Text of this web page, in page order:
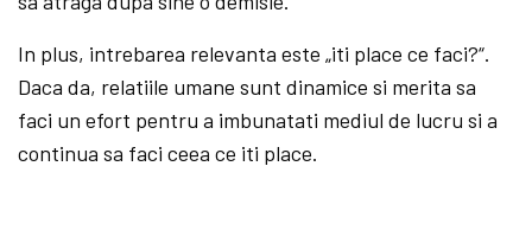
In plus, intrebarea relevanta este „iti place ce faci?“.
Daca da, relatiile umane sunt dinamice si merita sa
faci un efort pentru a imbunatati mediul de lucru si a
continua sa faci ceea ce iti place.